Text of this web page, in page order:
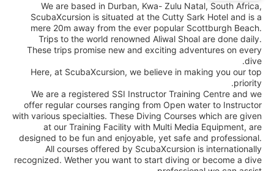
We are based in Durban, Kwa- Zulu Natal, South Africa,
ScubaXcursion is situated at the Cutty Sark Hotel and is a
mere 20m away from the ever popular Scottburgh Beach.
Trips to the world renowned Aliwal Shoal are done daily.
These trips promise new and exciting adventures on every
dive.
Here, at ScubaXcursion, we believe in making you our top
priority.
We are a registered SSI Instructor Training Centre and we
offer regular courses ranging from Open water to Instructor
with various specialties. These Diving Courses which are given
at our Training Facility with Multi Media Equipment, are
designed to be fun and enjoyable, yet safe and professional.
All courses offered by ScubaXcursion is internationally
recognized. Wether you want to start diving or become a dive